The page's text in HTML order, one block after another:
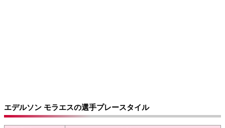
エデルソン モラエスの選手プレースタイル